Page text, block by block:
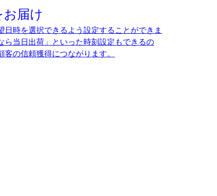
届け
時を選択できるよう設定することができま
当日出荷」といった時刻設定もできるの
の信頼獲得につながります。